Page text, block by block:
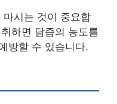
마시는 것이 중요합
하면 담즙의 농도를
방할 수 있습니다.